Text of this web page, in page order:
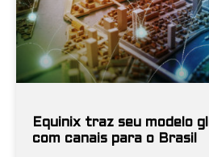
Equinix traz seu modelo
com canais para o Brasil